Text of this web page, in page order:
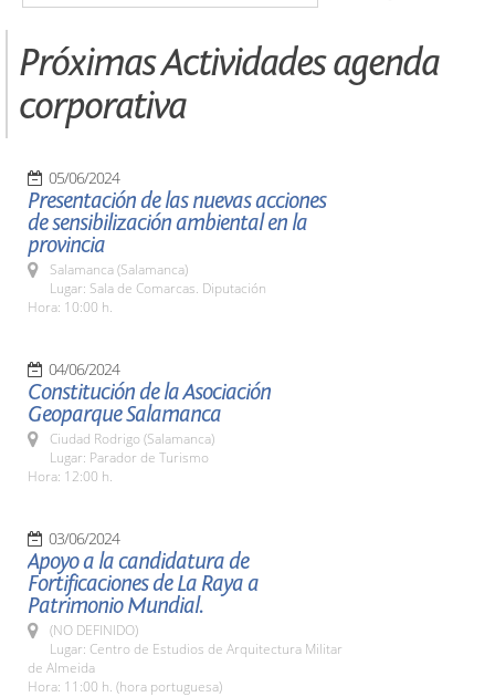
Próximas Actividades agenda
corporativa
05/06/2024
Presentación de las nuevas acciones
de sensibilización ambiental en la
provincia
Salamanca (Salamanca)
Lugar: Sala de Comarcas. Diputación
Hora: 10:00 h.
04/06/2024
Constitución de la Asociación
Geoparque Salamanca
Ciudad Rodrigo (Salamanca)
Lugar: Parador de Turismo
Hora: 12:00 h.
03/06/2024
Apoyo a la candidatura de
Fortificaciones de La Raya a
Patrimonio Mundial.
(NO DEFINIDO)
Lugar: Centro de Estudios de Arquitectura Militar
de Almeida
Hora: 11:00 h. (hora portuguesa)